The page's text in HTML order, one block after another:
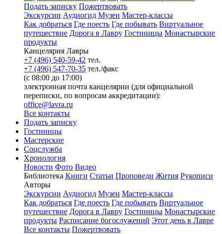
Подать записку Пожертвовать
Экскурсии Аудиогид Музеи Мастер-классы
Как добраться Где поесть Где побывать Виртуальное
путешествие Дорога в Лавру Гостиницы Монастырские
продукты
Канцелярия Лавры
+7 (496) 540-59-42 тел.
+7 (496) 547-70-35 тел./факс
(с 08:00 до 17:00)
электронная почта канцелярии (для официальной
переписки, по вопросам аккредитации):
office@lavra.ru
Все контакты
Подать записку
Гостиницы
Мастерские
Соцслужба
Хронология
Новости Фото Видео
Библиотека Книги Статьи Проповеди Жития Рукописи
Авторы
Экскурсии Аудиогид Музеи Мастер-классы
Как добраться Где поесть Где побывать Виртуальное
путешествие Дорога в Лавру Гостиницы Монастырские
продукты Расписание богослужений Этот день в Лавре
Все контакты Пожертвовать